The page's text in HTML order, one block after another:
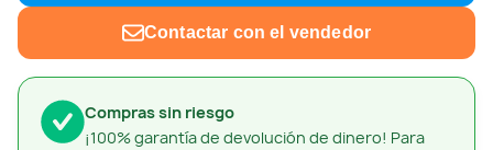
Compras sin riesgo
¡100% garantía de devolución de dinero! Para
Contactar con el vendedor